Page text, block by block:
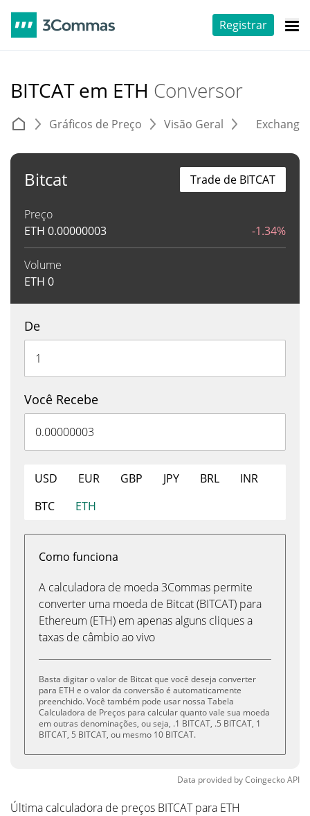
Registrar
BITCAT em ETH Conversor
Gráficos de Preço Visão Geral
Bitcat
Preço
ETH 0.00000003 -1.34%
Volume
ETH 0
Trade de BITCAT
De
Você Recebe
USD EUR GBP JPY BRL
INR
BTC
ETH
Como funciona
A calculadora de moeda 3Commas permite
converter uma moeda de Bitcat (BITCAT) para
Ethereum (ETH) em apenas alguns cliques a
taxas de câmbio ao vivo
Basta digitar o valor de Bitcat que você deseja converter
para ETH e o valor da conversão é automaticamente
preenchido. Você também pode usar nossa Tabela
Calculadora de Preços para calcular quanto vale sua moeda
em outras denominações, ou seja, .1 BITCAT, .5 BITCAT, 1
BITCAT, 5 BITCAT, ou mesmo 10 BITCAT.
Data provided byCoingeckoAPI
Última calculadora de preços BITCAT para ETH